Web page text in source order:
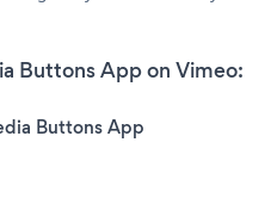
Buttons App on Vimeo:
Buttons App